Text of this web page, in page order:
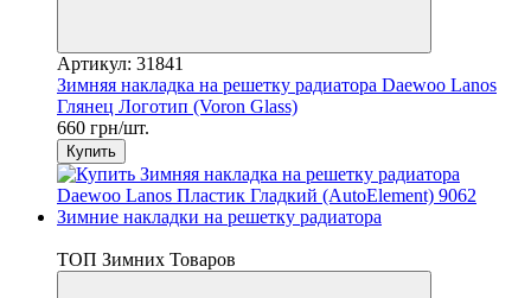
Артикул: 31841
Зимняя накладка на решетку радиатора Daewoo Lanos
Глянец Логотип (Voron Glass)
660 грн/шт.
Купить
ТОП Зимних Товаров